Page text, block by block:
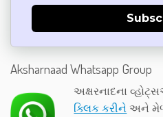
Aksharnaad Whatsapp Group
અક્ષરનાદના
ક્લિક કરીને અને